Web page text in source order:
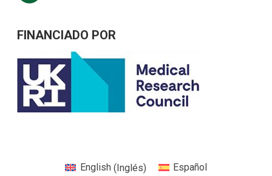
FINANCIADO POR
English(Inglés) Español